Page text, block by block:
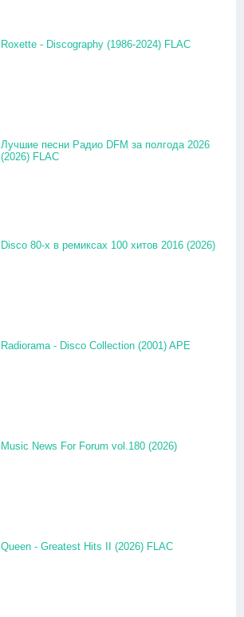
Roxette - Discography (1986-2024) FLAC
Лучшие песни Радио DFM за полгода 2026
(2026) FLAC
Disco 80-x в ремиксах 100 хитов 2016 (2026)
Radiorama - Disco Collection (2001) APE
Music News For Forum vol.180 (2026)
Queen - Greatest Hits II (2026) FLAC